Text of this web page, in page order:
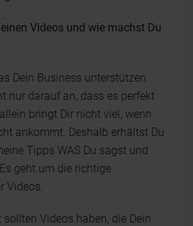
Videos und wie machst Du
Dein Business unterstützen
nur darauf an, dass es perfekt
bringt Dir nicht viel, wenn
ankommt. Deshalb erhältst Du
Tipps WAS Du sagst und
geht um die richtige
Videos.
sollten Videos haben, die Dein